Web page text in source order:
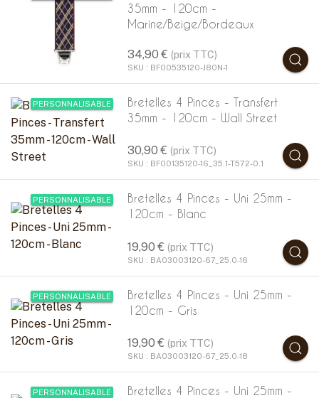
35mm - 120cm -
Marine/Beige/Bordeaux
34,90 € (prix TTC)
SKU : BF00535120-J80N-1
PERSONNALISABLE
Bretelles 4 Pinces - Transfert
35mm - 120cm - Wall Street
30,90 € (prix TTC)
SKU : BF00135120-16_35.1-T572-0.1
PERSONNALISABLE
Bretelles 4 Pinces - Uni 25mm -
120cm - Blanc
19,90 € (prix TTC)
SKU : BA03003120-67_25.0-16
PERSONNALISABLE
Bretelles 4 Pinces - Uni 25mm -
120cm - Gris
19,90 € (prix TTC)
SKU : BA03003120-67_25.0-18
PERSONNALISABLE
Bretelles 4 Pinces - Uni 25mm -